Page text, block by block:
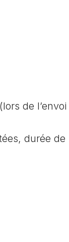
de l’envoi
durée de